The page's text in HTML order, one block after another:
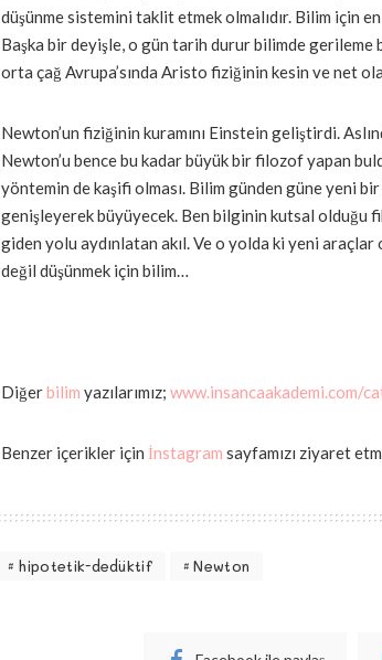
düşünme sistemini taklit etmek olmalıdır. Bilim için
Başka bir deyişle, o gün tarih durur bilimde
orta çağ Avrupa’sında Aristo fiziğinin kesin ve net
Newton’un fiziğinin kuramını Einstein geliştirdi.
Newton’u bence bu kadar büyük bir filozof yapan
yöntemin de kaşifi olması. Bilim günden güne yeni
genişleyerek büyüyecek. Ben bilginin kutsal olduğu
giden yolu aydınlatan akıl. Ve o yolda ki yeni
değil düşünmek için bilim…
Diğerbilim yazılarımız; www.insancaakademi.com/
Benzer içerikler için İnstagram sayfamızı ziyaret
hipotetik-dedüktif Newton